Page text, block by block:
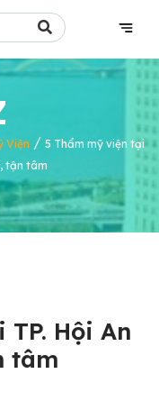
Viện / 5 Thẩm mỹ viện tại
tận tâm
Hội An
tâm